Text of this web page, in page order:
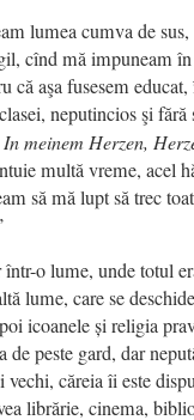
lumea cumva de
cînd mă impuneam
că aşa fusesem
neputincios şi
In meinem Herzen,
multă vreme, acel
să mă lupt să trec
o lume, unde totul
lume, care se
icoanele și religia
de peste gard, dar
căreia îi este
librărie, cinema,